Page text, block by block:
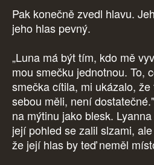
Pak konečně zvedl hlavu.
jeho hlas pevný.
„Luna má být tím, kdo mě
mou smečku jednotnou. To,
smečka cítila, mi ukázalo,
sebou měli, není
na mýtinu jako blesk.
její pohled se zalil slzami,
že její hlas by teď neměl